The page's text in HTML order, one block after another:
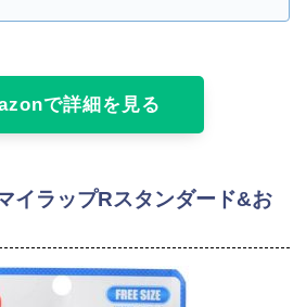
で詳細を見る
イラップRスタンダード&お